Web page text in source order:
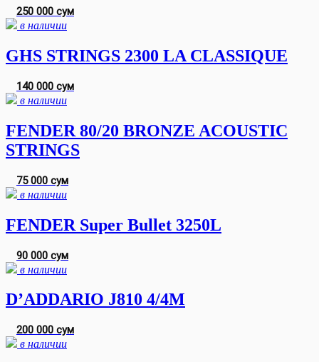
250 000 сум
в наличии
GHS STRINGS 2300 LA CLASSIQUE
140 000 сум
в наличии
FENDER 80/20 BRONZE ACOUSTIC
STRINGS
75 000 сум
в наличии
FENDER Super Bullet 3250L
90 000 сум
в наличии
D’ADDARIO J810 4/4M
200 000 сум
в наличии